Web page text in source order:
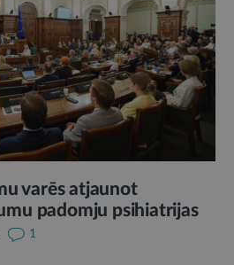
varēs atjaunot
padomju psihiatrijas
1